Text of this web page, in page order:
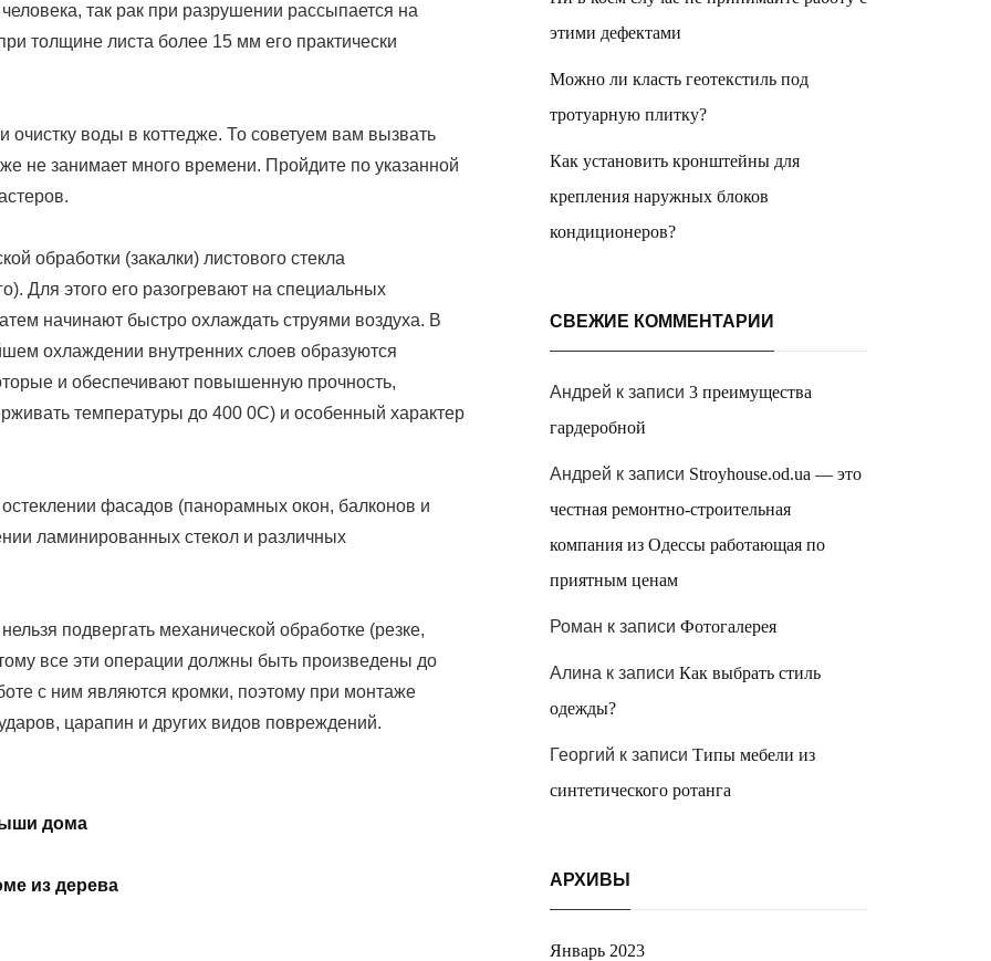
так рак при разрушении рассыпается на
толщине листа более 15 мм его практически
воды в коттедже. То советуем вам вызвать
не занимает много времени. Пройдите по указанной
обработки (закалки) листового стекла
Для этого его разогревают на специальных
начинают быстро охлаждать струями воздуха. В
охлаждении внутренних слоев образуются
и обеспечивают повышенную прочность,
температуры до 400 0С) и особенный характер
фасадов (панорамных окон, балконов и
ламинированных стекол и различных
подвергать механической обработке (резке,
все эти операции должны быть произведены до
с ним являются кромки, поэтому при монтаже
царапин и других видов повреждений.
дома
из дерева
этими дефектами
Можно ли класть геотекстиль под
тротуарную плитку?
Как установить кронштейны для
крепления наружных блоков
кондиционеров?
СВЕЖИЕ КОММЕНТАРИИ
Андрей к записи 3 преимущества
гардеробной
Андрей к записи Stroyhouse.od.ua — это
честная ремонтно-строительная
компания из Одессы работающая по
приятным ценам
Роман к записи Фотогалерея
Алина к записи Как выбрать стиль
одежды?
Георгий к записи Типы мебели из
синтетического ротанга
АРХИВЫ
Январь 2023